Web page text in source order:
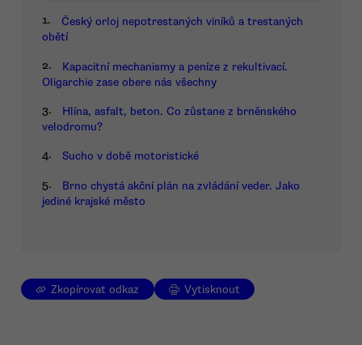
1.
Český orloj nepotrestaných viníků a trestaných
obětí
2.
Kapacitní mechanismy a peníze z rekultivací.
Oligarchie zase obere nás všechny
3.
Hlína, asfalt, beton. Co zůstane z brněnského
velodromu?
4. Sucho v době motoristické
5.
Brno chystá akční plán na zvládání veder. Jako
jediné krajské město
Zkopírovat odkaz Vytisknout